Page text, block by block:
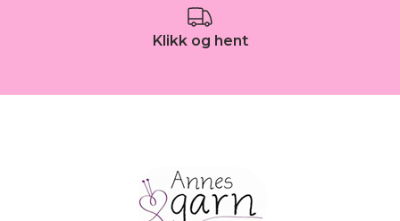
Klikk og hent